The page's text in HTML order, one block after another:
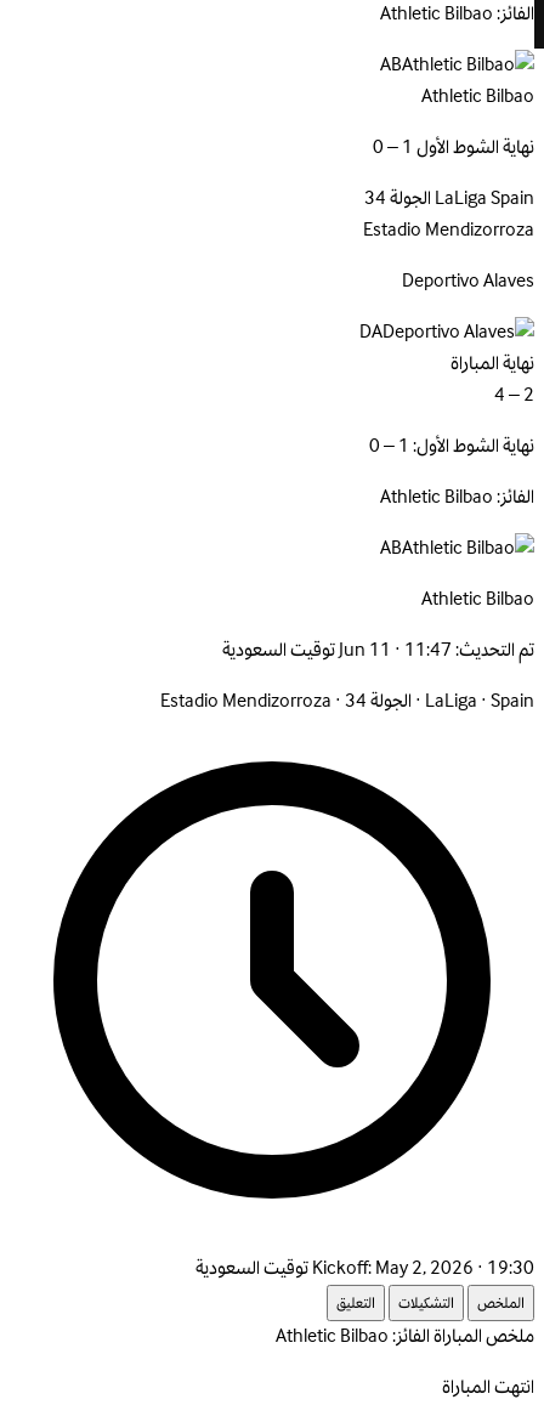
الفائز: Athletic Bilbao
AB
Athletic Bilbao
نهاية الشوط الأول 1 – 0
LaLigaSpain
الجولة 34
Estadio Mendizorroza
DeportivoAlaves
DA
نهاية المباراة
2 – 4
نهاية الشوط الأول: 1 – 0
الفائز: Athletic Bilbao
AB
AthleticBilbao
تم التحديث:Jun 11 · 11:47 توقيت السعودية
LaLiga·Spain
·الجولة 34 ·
Estadio Mendizorroza
Kickoff:May 2, 2026 · 19:30 توقيت السعودية
الملخص التشكيلات التعليق
ملخص المباراةالفائز: Athletic Bilbao
انتهت المباراة